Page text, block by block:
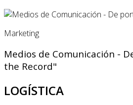
Marketing
Medios de Comunicación -
the Record"
LOGÍSTICA